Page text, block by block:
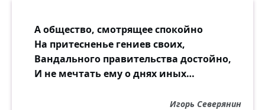
А общество, смотрящее спокойно
На притесненье гениев своих,
Вандального правительства достойно,
И не мечтать ему о днях иных…
Игорь Северянин